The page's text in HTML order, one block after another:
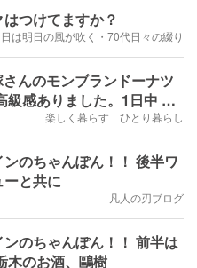
つけてますか？
は明日の風が吹く・70代日々の綴り
んのモンブランドーナツ
級感ありました。1日中 病
れを食べて 元気が出まし
楽しく暮らす ひとり暮らし
のちゃんぽん！！ 後半ワ
と共に
凡人の刃ブログ
ンのちゃんぽん！！ 前半は
木のお酒、鷗樹